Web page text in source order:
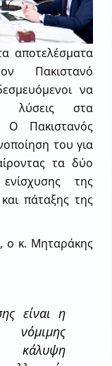
αποτελέσματα
Πακιστανό
να
λύσεις στα
Ο Πακιστανός
του για
τα δύο
της
πάταξης της
ο κ. Μηταράκης
είναι η
κάλυψη